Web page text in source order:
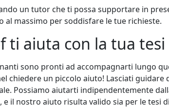
un tutor che ti possa supportare in
al massimo per soddisfare le tue richieste.
ti aiuta con la tua
sono pronti ad accompagnarti lungo
chiedere un piccolo aiuto! Lasciati
Possiamo aiutarti indipendentemente
e il nostro aiuto risulta valido sia per le tesi